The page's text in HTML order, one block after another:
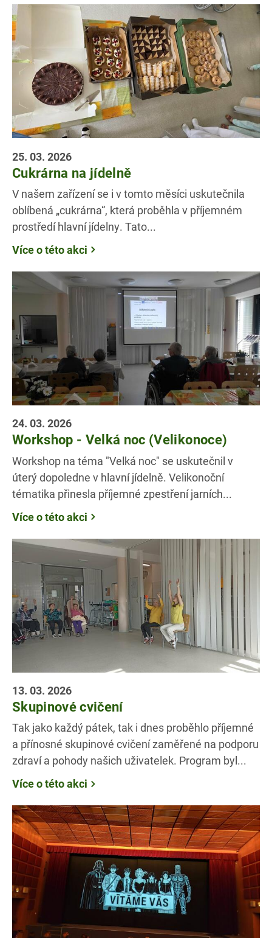
25. 03. 2026
Cukrárna na jídelně
V našem zařízení se i v tomto měsíci uskutečnila
oblíbená „cukrárna“, která proběhla v příjemném
prostředí hlavní jídelny. Tato...
Více o této akci
24. 03. 2026
Workshop - Velká noc (Velikonoce)
Workshop na téma "Velká noc" se uskutečnil v
úterý dopoledne v hlavní jídelně. Velikonoční
tématika přinesla příjemné zpestření jarních...
Více o této akci
13. 03. 2026
Skupinové cvičení
Tak jako každý pátek, tak i dnes proběhlo příjemné
a přínosné skupinové cvičení zaměřené na podporu
zdraví a pohody našich uživatelek. Program byl...
Více o této akci